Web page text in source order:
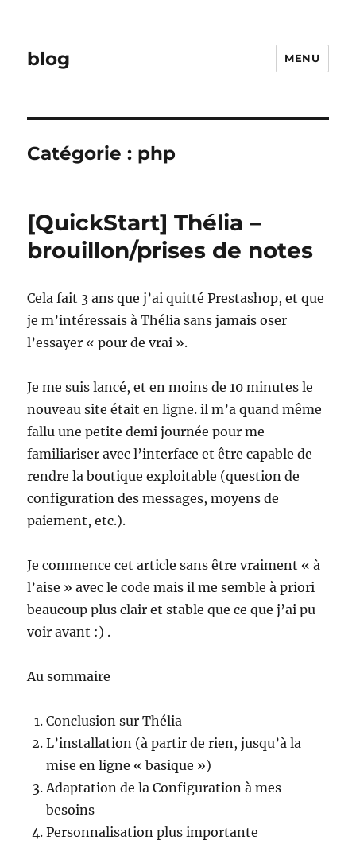
blog MENU
Catégorie : php
[QuickStart] Thélia –
brouillon/prises de notes
Cela fait 3 ans que j’ai quitté Prestashop, et que
je m’intéressais à Thélia sans jamais oser
l’essayer « pour de vrai ».
Je me suis lancé, et en moins de 10 minutes le
nouveau site était en ligne. il m’a quand même
fallu une petite demi journée pour me
familiariser avec l’interface et être capable de
rendre la boutique exploitable (question de
configuration des messages, moyens de
paiement, etc.).
Je commence cet article sans être vraiment « à
l’aise » avec le code mais il me semble à priori
beaucoup plus clair et stable que ce que j’ai pu
voir avant :) .
Au sommaire
Conclusion sur Thélia
L’installation (à partir de rien, jusqu’à la
mise en ligne « basique »)
Adaptation de la Configuration à mes
besoins
Personnalisation plus importante